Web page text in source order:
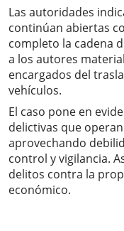
Las autoridades
continúan abiertas
completo la cadena
a los autores
encargados del
vehículos.
El caso pone en
delictivas que
aprovechando
control y vigilancia.
delitos contra la
económico.